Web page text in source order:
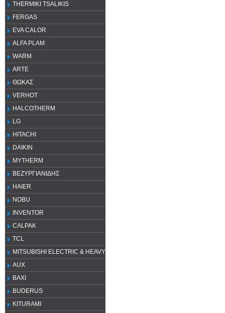
THERMIKI TSALIKIS
FERGAS
EVA CALOR
ALFA PLAM
WARM
ARTE
ΘΩΚΑΣ
VERHOT
HALCOTHERM
LG
HITACHI
DAIKIN
MYTHERM
ΒΕΖΥΡΓΙΑΝΙΔΗΣ
HAIER
NOBU
INVENTOR
CALPAK
TCL
MITSUBISHI ELECTRIC & HEAVY
AUX
ΒΑΧΙ
BUDERUS
KITURAMI